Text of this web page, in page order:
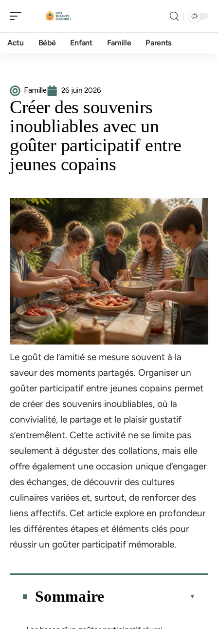
Actu Bébé Enfant Famille Parents
Famille 26 juin 2026
Créer des souvenirs
inoubliables avec un
goûter participatif entre
jeunes copains
Le goût de l’amitié se mesure souvent à la
saveur des moments partagés. Organiser un
goûter participatif entre jeunes copains permet
de créer des souvenirs inoubliables, où la
convivialité, le partage et le plaisir gustatif
s’entremêlent. Cette activité ne se limite pas
seulement à déguster des collations, mais elle
offre également une occasion unique d’engager
des échanges, de découvrir des cultures
culinaires variées et, surtout, de renforcer des
liens affectifs. Cet article explore en profondeur
les différentes étapes et éléments clés pour
réussir un goûter participatif mémorable.
Sommaire